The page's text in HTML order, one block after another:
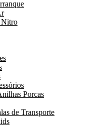
Nitro
Porcas
de Transporte